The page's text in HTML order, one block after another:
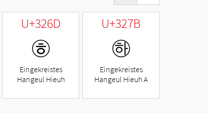
U+326D
㉭
Eingekreistes
Hangeul Hieuh
U+327B
㉻
Eingekreistes
Hangeul Hieuh A